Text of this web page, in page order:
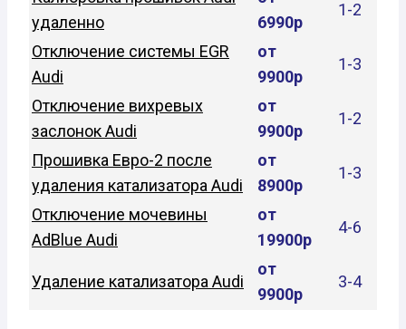
удаленно
6990р
1-2
Отключение системы EGR
Audi
от
9900р
1-3
Отключение вихревых
заслонок Audi
от
9900р
1-2
Прошивка Евро-2 после
удаления катализатора Audi
от
8900р
1-3
Отключение мочевины
AdBlue Audi
от
19900р
4-6
Удаление катализатора Audi
от
9900р
3-4